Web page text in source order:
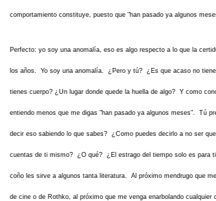
comportamiento constituye, puesto que "han pasado ya algunos
Perfecto: yo soy una anomalía, eso es algo respecto a lo que la
los años. Yo soy una anomalía. ¿Pero y tú? ¿Es que acaso no
tienes cuerpo? ¿Un lugar donde quede la huella de algo? Y como
entiendo menos que me digas "han pasado ya algunos meses". Tú
decir eso sabiendo lo que sabes? ¿Como puedes decirlo a no ser
cuentas de ti mismo? ¿O qué? ¿El estrago del tiempo solo es para
coño les sirve a algunos tanta literatura. Al próximo mendrugo que
de cine o de Rothko, al próximo que me venga enarbolando cualquier